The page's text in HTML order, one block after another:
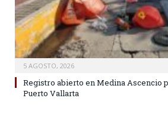
5 AGOSTO, 2026
Registro abierto en Medina Ascencio
Puerto Vallarta